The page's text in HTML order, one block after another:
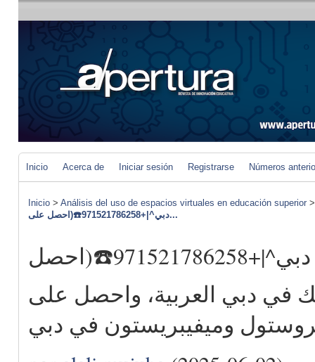
Inicio Acerca de Iniciar sesión Registrarse Números
Inicio > Análisis del uso de espacios virtuales en educación superior
دبي^|+971521786258☎️(احصل على...
حبوب الإجهاض في دبي^|+971521786258☎️(احصل
في دبي العربية، واحصل على